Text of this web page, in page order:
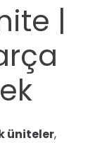
|
üniteler,